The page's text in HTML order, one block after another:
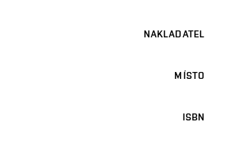
NAKLADATEL
MÍSTO
ISBN